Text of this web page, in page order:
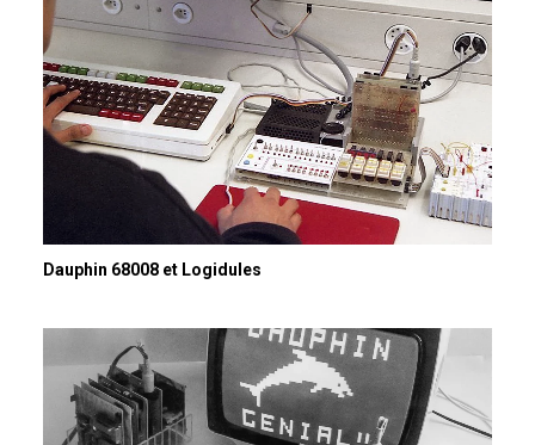
Dauphin 68008 et Logidules